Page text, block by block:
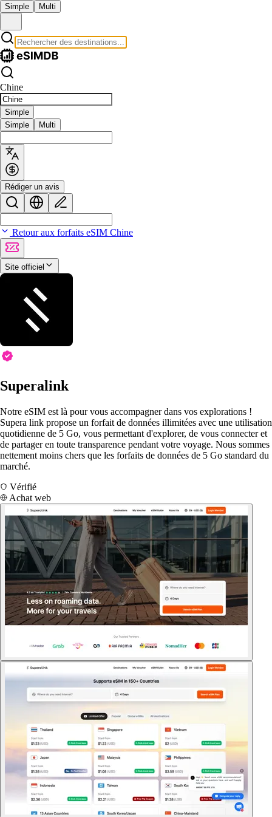
Simple Multi
Chine
Simple
Simple
Multi
Rédiger un avis
Retour aux forfaits eSIM Chine
Site officiel
Superalink
Notre eSIM est là pour vous accompagner dans vos explorations !
Supera link propose un forfait de données illimitées avec une utilisation
quotidienne de 5 Go, vous permettant d'explorer, de vous connecter et
de partager en toute transparence pendant votre voyage. Nous sommes
nettement moins chers que les forfaits de données de 5 Go standard du
marché.
Vérifié
Achat web